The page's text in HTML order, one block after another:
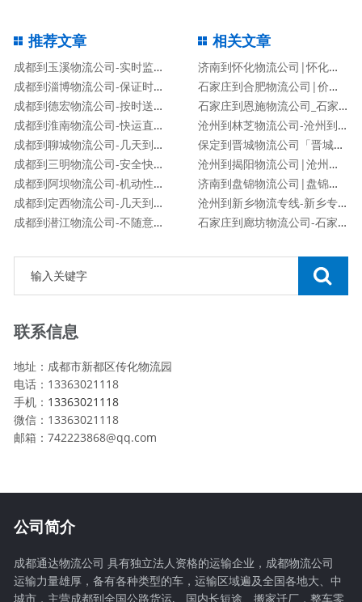
推荐文章
成都到玉溪物流公司-实时监控「送货上门」
成都到淄博物流公司-保证时效「专业可靠」
成都到德宏物流公司-按时送达「准时到达」
成都到淮南物流公司-快运直达「要几天时间」
成都到聊城物流公司-几天到达「高效快捷」
成都到三明物流公司-安全快捷「不随意加价」
成都到阿坝物流公司-机动性高「运费多少」
成都到定西物流公司-几天到达「高效快捷」
成都到潜江物流公司-不随意加价「市县派送」
相关文章
济南到怀化物流公司|怀化专线
石家庄到合肥物流公司|价格查询
石家庄到恩施物流公司_石家庄到恩施物流专线
沧州到林芝物流公司-沧州到林芝货运专线
保定到晋城物流公司「晋城专线」
沧州到揭阳物流公司|沧州到揭阳物流专线
济南到盘锦物流公司|盘锦专线
沧州到新乡物流专线-新乡专线
石家庄到廊坊物流公司-石家庄到廊坊货运专线
联系信息
地址：成都市新都区传化物流园
电话：13363021118
手机： 13363021118
微信：13363021118
邮箱：742223868@qq.com
公司简介
成都通达物流公司 具有独立法人资格的运输企业，成都物流公司
运输力量雄厚，备有各种类型的车，运输区域遍及全国各地大、中
城市，主营成都到全国公路货运,、国内长短途、搬家迁厂，整车零